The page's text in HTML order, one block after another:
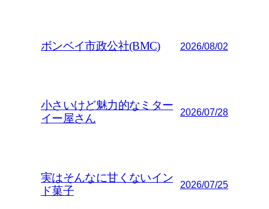
ボンベイ市政公社(BMC) 2026/08/02
小さいけど魅力的なミター
イー屋さん
2026/07/28
実はそんなに甘くないイン
ド菓子
2026/07/25